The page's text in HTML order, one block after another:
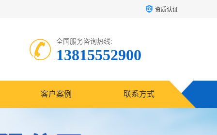
资质认证
全国服务咨询热线:
13815552900
客户案例 联系方式